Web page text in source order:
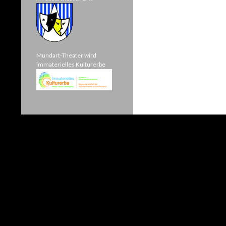
Mundart-Theater wird
immaterielles Kulturerbe